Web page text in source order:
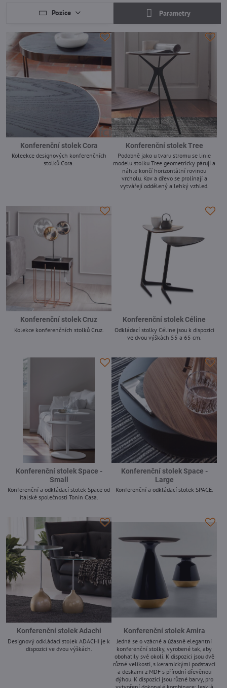
Pozice Parametry
Konferenční stolek Cora
Koleekce designových konferenčních
stolků Cora.
Konferenční stolek Tree
Podobně jako u tvaru stromu se linie
modelu stolku Tree geometricky párují a
náhle končí horizontální rovinou
vrcholu. Kov a dřevo se prolínají a
vytvářejí oddělený a lehký vzhled.
Konferenční stolek Cruz
Kolekce konferenčních stolků Cruz.
Konferenční stolek Céline
Odkládací stolky Céline jsou k dispozici
ve dvou výškách 55 a 65 cm.
Konferenční stolek Space -
Small
Konferenční a odkládací stolek Space od
italské společnosti Tonin Casa.
Konferenční stolek Space -
Large
Konferenční a odkládací stolek SPACE.
Konferenční stolek Adachi
Designový odkládací stolek ADACHI je k
dispozici ve dvou výškách.
Konferenční stolek Amira
Jedná se o vzácné a úžasně elegantní
konferenční stolky, vyrobené tak, aby
obohatily své okolí. K dispozici jsou dvě
různé velikosti, s keramickými podstavci
a deskami z MDF s přírodní dřevěnou
dýhou. K dispozici jsou různé barvy, pro